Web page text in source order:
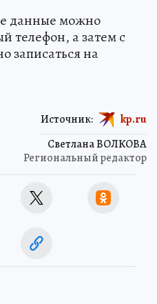
данные можно
телефон, а затем с
записаться на
Светлана ВОЛКОВА
Региональный редактор
Источник: kp.ru